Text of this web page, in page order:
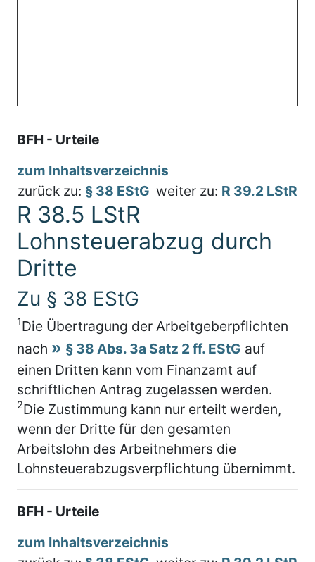
BFH - Urteile
zum Inhaltsverzeichnis
zurück zu: § 38 EStG weiter zu: R 39.2 LStR
R 38.5 LStR
Lohnsteuerabzug durch
Dritte
Zu § 38 EStG
1Die Übertragung der Arbeitgeberpflichten
nach
§ 38 Abs. 3a Satz 2 ff. EStG auf
einen Dritten kann vom Finanzamt auf
schriftlichen Antrag zugelassen werden.
2Die Zustimmung kann nur erteilt werden,
wenn der Dritte für den gesamten
Arbeitslohn des Arbeitnehmers die
Lohnsteuerabzugsverpflichtung übernimmt.
BFH - Urteile
zum Inhaltsverzeichnis